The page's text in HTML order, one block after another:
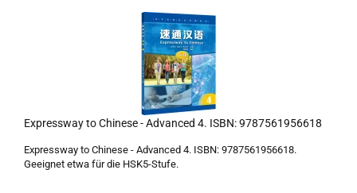
Expressway to Chinese - Advanced 4. ISBN: 9787561956618
Expressway to Chinese - Advanced 4. ISBN: 9787561956618.
Geeignet etwa für die HSK5-Stufe.